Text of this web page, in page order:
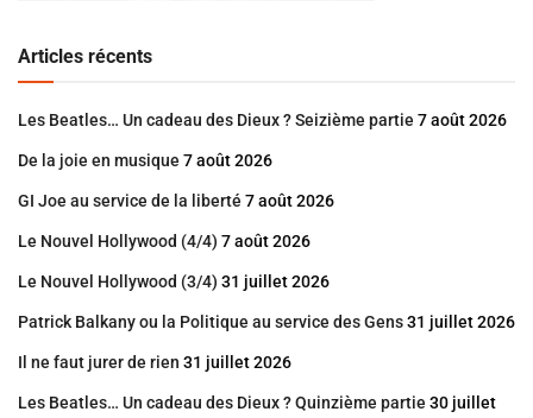
Articles récents
Les Beatles… Un cadeau des Dieux ? Seizième partie 7 août 2026
De la joie en musique 7 août 2026
GI Joe au service de la liberté 7 août 2026
Le Nouvel Hollywood (4/4) 7 août 2026
Le Nouvel Hollywood (3/4) 31 juillet 2026
Patrick Balkany ou la Politique au service des Gens31 juillet 2026
Il ne faut jurer de rien 31 juillet 2026
Les Beatles… Un cadeau des Dieux ? Quinzième partie 30 juillet